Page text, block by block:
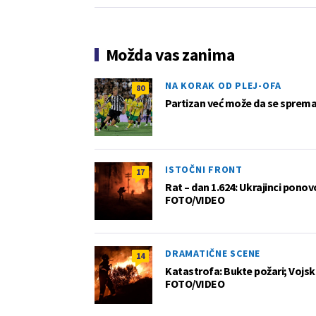
Možda vas zanima
80 NA KORAK OD PLEJ-OFA
Partizan već može da se
17 ISTOČNI FRONT
Rat – dan 1.624: Ukrajinci
FOTO/VIDEO
14 DRAMATIČNE SCENE
Katastrofa: Bukte požari;
FOTO/VIDEO